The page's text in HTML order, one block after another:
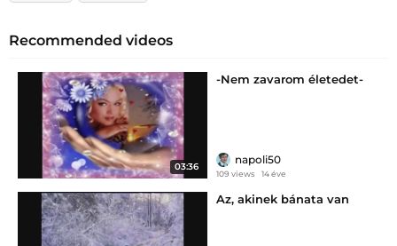
Recommended videos
03:36
-Nem zavarom életedet-
napoli50
109 views 14 éve
Az, akinek bánata van